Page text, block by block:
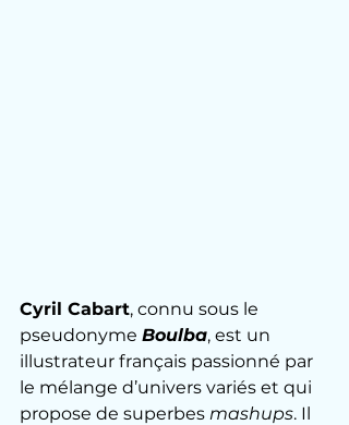
Cyril Cabart, connu sous le
pseudonyme Boulba, est un
illustrateur français passionné par
le mélange d’univers variés et qui
propose de superbes mashups. Il